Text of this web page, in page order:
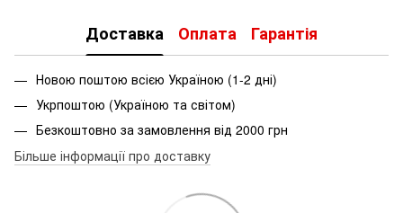
Доставка Оплата Гарантія
Новою поштою всією Україною (1-2 дні)
Укрпоштою (Україною та світом)
Безкоштовно за замовлення від 2000 грн
Більше інформації про доставку